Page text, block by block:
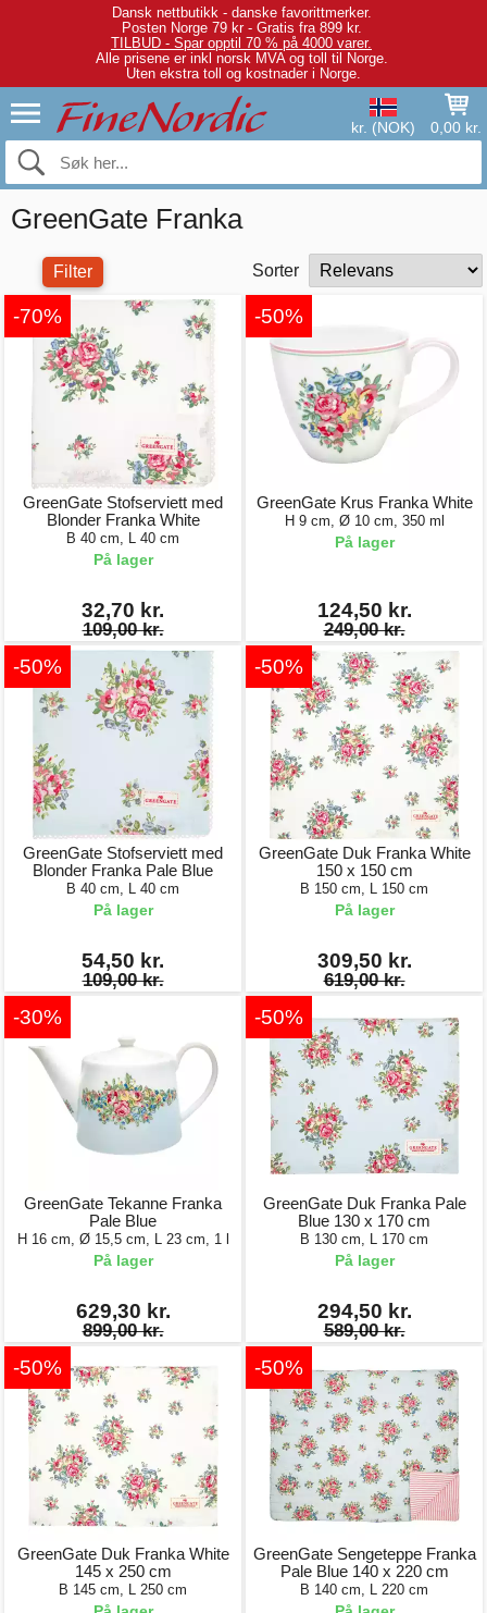
Dansk nettbutikk - danske favorittmerker.
Posten Norge 79 kr - Gratis fra 899 kr.
TILBUD - Spar opptil 70 % på 4000 varer.
Alle prisene er inkl norsk MVA og toll til Norge.
Uten ekstra toll og kostnader i Norge.
kr. (NOK) 0,00 kr.
GreenGate Franka
Filter Sorter
-70%
GreenGate Stofserviett med
Blonder Franka White
B 40 cm, L 40 cm
På lager
32,70 kr.
109,00 kr.
-50%
GreenGate Krus Franka White
H 9 cm, Ø 10 cm, 350 ml
På lager
124,50 kr.
249,00 kr.
-50%
GreenGate Stofserviett med
Blonder Franka Pale Blue
B 40 cm, L 40 cm
På lager
54,50 kr.
109,00 kr.
-50%
GreenGate Duk Franka White
150 x 150 cm
B 150 cm, L 150 cm
På lager
309,50 kr.
619,00 kr.
-30%
GreenGate Tekanne Franka
Pale Blue
H 16 cm, Ø 15,5 cm, L 23 cm, 1 l
På lager
629,30 kr.
899,00 kr.
-50%
GreenGate Duk Franka Pale
Blue 130 x 170 cm
B 130 cm, L 170 cm
På lager
294,50 kr.
589,00 kr.
-50%
GreenGate Duk Franka White
145 x 250 cm
B 145 cm, L 250 cm
-50%
GreenGate Sengeteppe Franka
Pale Blue 140 x 220 cm
B 140 cm, L 220 cm